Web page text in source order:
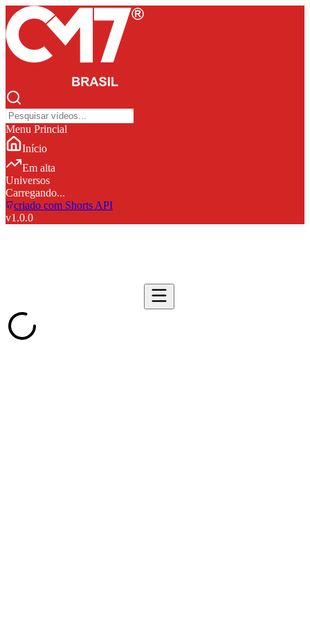
Menu Princial
Início
Em alta
Universos
Carregando...
criado com Shorts API
v1.0.0